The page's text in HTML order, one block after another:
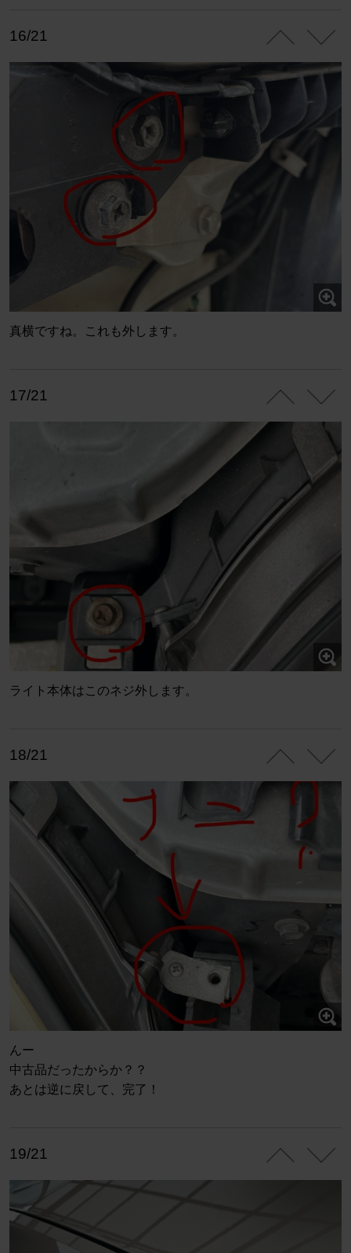
16/21
真横ですね。これも外します。
17/21
ライト本体はこのネジ外します。
18/21
んー
中古品だったからか？？
あとは逆に戻して、完了！
19/21